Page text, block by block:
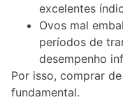
excelentes
Ovos mal
períodos de
desempenho
Por isso, comprar
fundamental.